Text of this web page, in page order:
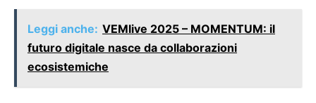
Leggi anche: VEMlive 2025 – MOMENTUM: il
futuro digitale nasce da collaborazioni
ecosistemiche